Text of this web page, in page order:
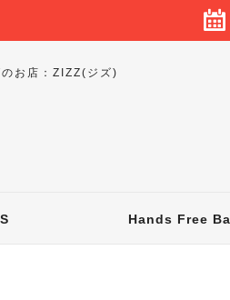
お店：ZIZZ(ジズ)
Hands Free